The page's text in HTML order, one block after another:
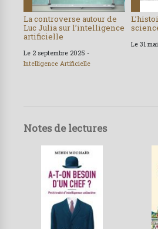
La controverse autour de
Luc Julia sur l’intelligence
artificielle
Le 2 septembre 2025 -
Intelligence Artificielle
Le 31
Notes de lectures